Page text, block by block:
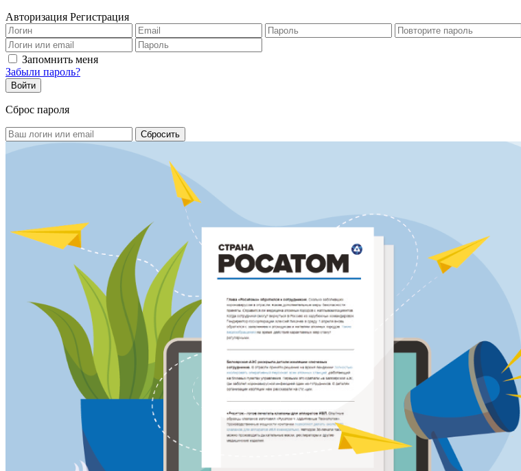
Авторизация Регистрация
Запомнить меня
Забыли пароль?
Сброс пароля